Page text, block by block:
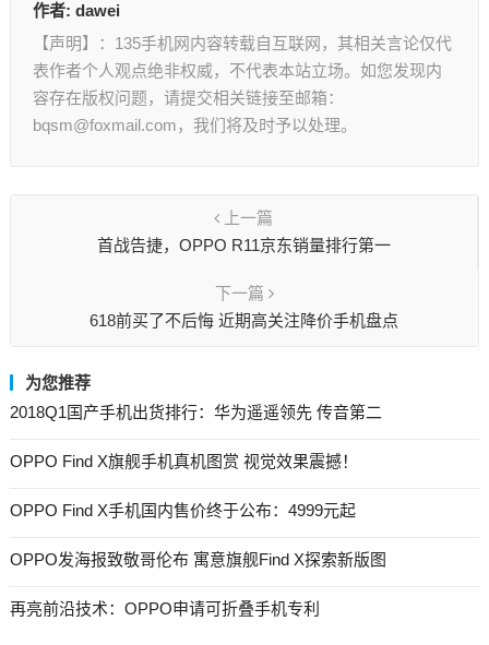
作者: dawei
【声明】：135手机网内容转载自互联网，其相关言论仅代
表作者个人观点绝非权威，不代表本站立场。如您发现内
容存在版权问题，请提交相关链接至邮箱：
bqsm@foxmail.com，我们将及时予以处理。
上一篇
首战告捷，OPPO R11京东销量排行第一
下一篇
618前买了不后悔 近期高关注降价手机盘点
为您推荐
2018Q1国产手机出货排行：华为遥遥领先 传音第二
OPPO Find X旗舰手机真机图赏 视觉效果震撼！
OPPO Find X手机国内售价终于公布：4999元起
OPPO发海报致敬哥伦布 寓意旗舰Find X探索新版图
再亮前沿技术：OPPO申请可折叠手机专利